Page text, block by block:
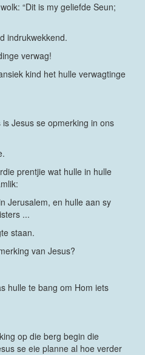
“Dit is my geliefde Seun;
indrukwekkend.
verwag!
kind het hulle verwagtinge
Jesus se opmerking in ons
prentjie wat hulle in hulle
Jerusalem, en hulle aan sy
...
staan.
van Jesus?
hulle te bang om Hom iets
op die berg begin die
se eie planne al hoe verder